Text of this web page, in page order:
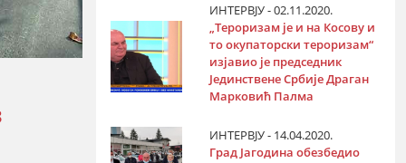
ИНТЕРВЈУ - 02.11.2020.
„Тероризам је и на Косову и
то окупаторски тероризам“
изјавио је председник
Јединствене Србије Драган
Марковић Палма
ИНТЕРВЈУ - 14.04.2020.
Град Јагодина обезбедио